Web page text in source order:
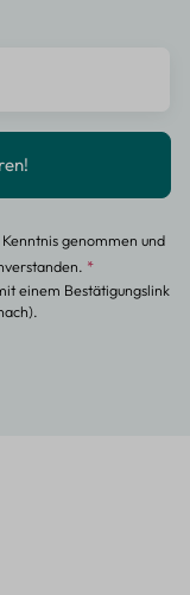
genommen und
*
einem Bestätigungslink